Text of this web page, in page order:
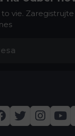
vie.